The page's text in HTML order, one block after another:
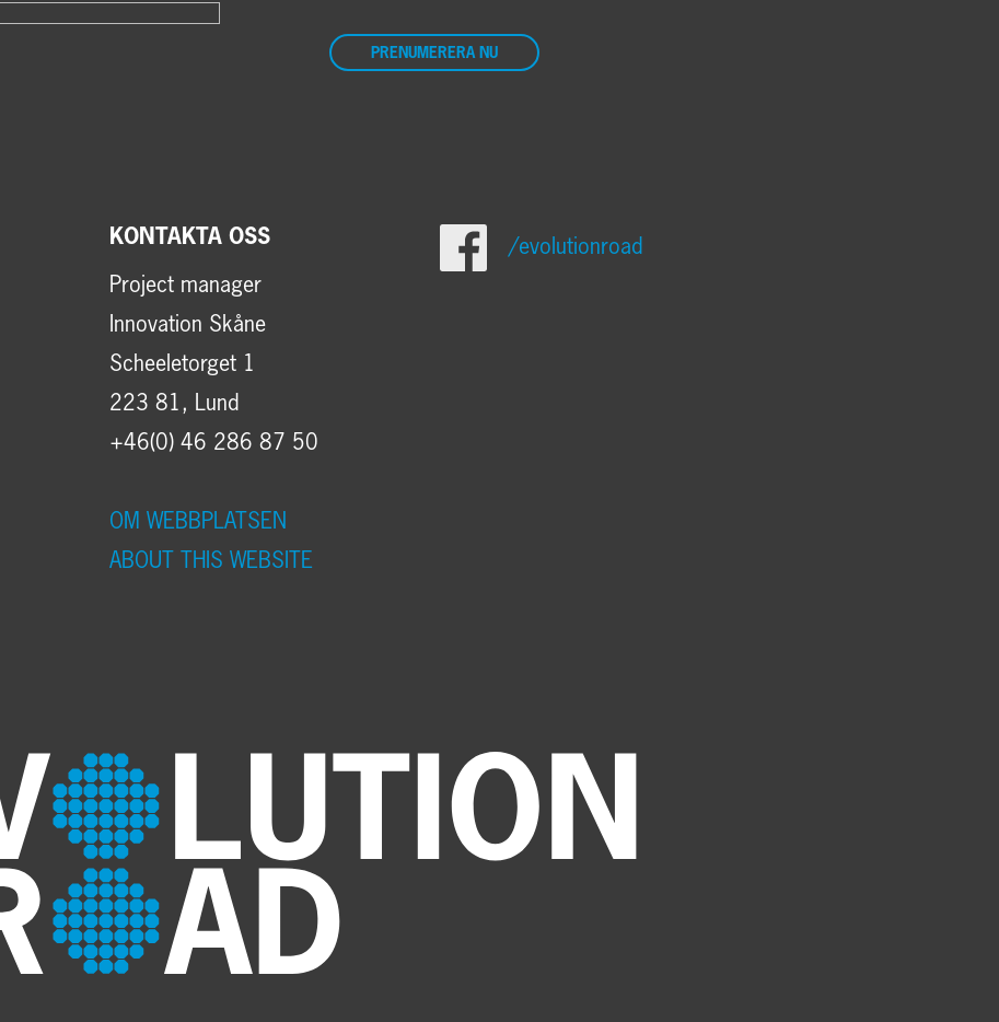
PRENUMERERA NU
KONTAKTA OSS
Project manager
Innovation Skåne
Scheeletorget 1
223 81, Lund
+46(0) 46 286 87 50
OM WEBBPLATSEN
ABOUT THIS WEBSITE
/evolutionroad